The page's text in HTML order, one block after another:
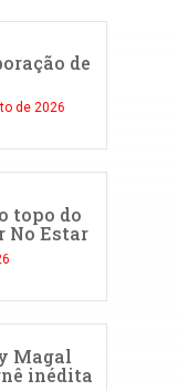
de
de 2026
topo do
No Estar
Magal
inédita